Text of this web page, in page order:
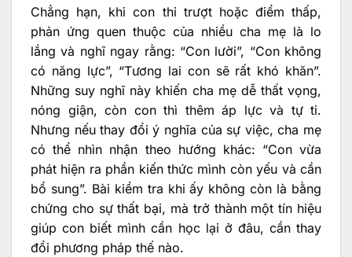
Chẳng hạn, khi con thi trượt hoặc điểm thấp,
phản ứng quen thuộc của nhiều cha mẹ là lo
lắng và nghĩ ngay rằng: “Con lười”, “Con không
có năng lực”, “Tương lai con sẽ rất khó khăn”.
Những suy nghĩ này khiến cha mẹ dễ thất vọng,
nóng giận, còn con thì thêm áp lực và tự ti.
Nhưng nếu thay đổi ý nghĩa của sự việc, cha mẹ
có thể nhìn nhận theo hướng khác: “Con vừa
phát hiện ra phần kiến thức mình còn yếu và cần
bổ sung”. Bài kiểm tra khi ấy không còn là bằng
chứng cho sự thất bại, mà trở thành một tín hiệu
giúp con biết mình cần học lại ở đâu, cần thay
đổi phương pháp thế nào.